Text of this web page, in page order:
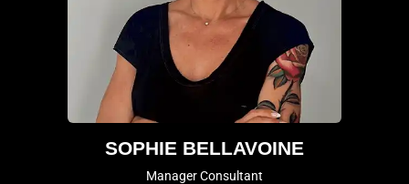
SOPHIE BELLAVOINE
Manager Consultant